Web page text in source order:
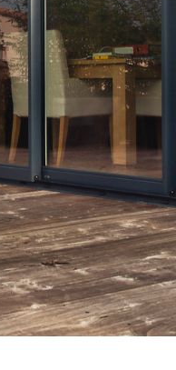
référent Distributeur
pour vous
sans minimum
chantier et